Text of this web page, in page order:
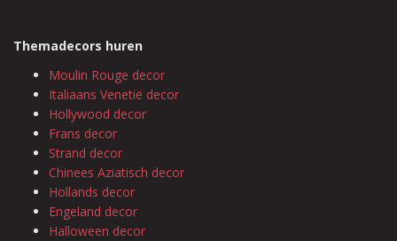
Themadecors huren
Moulin Rouge decor
Italiaans Venetië decor
Hollywood decor
Frans decor
Strand decor
Chinees Aziatisch decor
Hollands decor
Engeland decor
Halloween decor